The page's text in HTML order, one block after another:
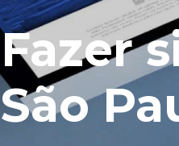
Fazer
São